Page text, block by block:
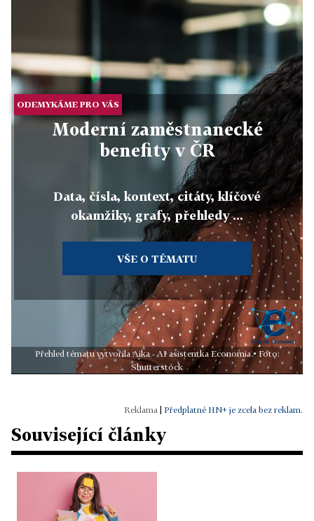
ODEMYKÁME PRO VÁS
Moderní zaměstnanecké
benefity v ČR
Data, čísla, kontext, citáty, klíčové
okamžiky, grafy, přehledy ...
VŠE O TÉMATU
Přehled tématu vytvořila Aika - AI asistentka Economia • Foto:
Shutterstock
Předplatné HN+ je zcela bez reklam.
Související články